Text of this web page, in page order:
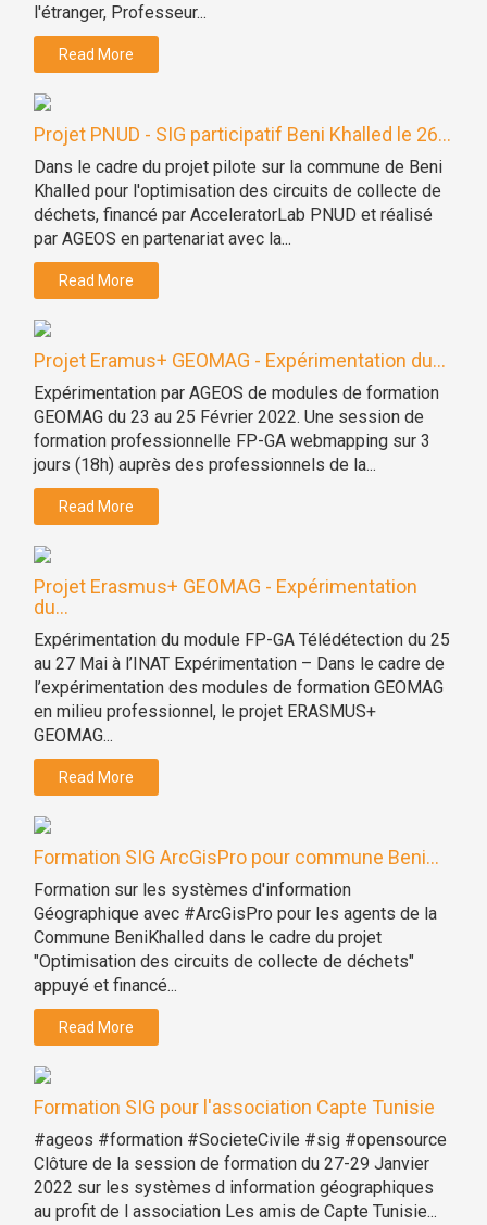
l'étranger, Professeur...
Read More
Projet PNUD - SIG participatif Beni Khalled le 26...
Dans le cadre du projet pilote sur la commune de Beni
Khalled pour l'optimisation des circuits de collecte de
déchets, financé par AcceleratorLab PNUD et réalisé
par AGEOS en partenariat avec la...
Read More
Projet Eramus+ GEOMAG - Expérimentation du...
Expérimentation par AGEOS de modules de formation
GEOMAG du 23 au 25 Février 2022. Une session de
formation professionnelle FP-GA webmapping sur 3
jours (18h) auprès des professionnels de la...
Read More
Projet Erasmus+ GEOMAG - Expérimentation
du...
Expérimentation du module FP-GA Télédétection du 25
au 27 Mai à l’INAT Expérimentation – Dans le cadre de
l’expérimentation des modules de formation GEOMAG
en milieu professionnel, le projet ERASMUS+
GEOMAG...
Read More
Formation SIG ArcGisPro pour commune Beni...
Formation sur les systèmes d'information
Géographique avec #ArcGisPro pour les agents de la
Commune BeniKhalled dans le cadre du projet
"Optimisation des circuits de collecte de déchets"
appuyé et financé...
Read More
Formation SIG pour l'association Capte Tunisie
#ageos #formation #SocieteCivile #sig #opensource
Clôture de la session de formation du 27-29 Janvier
2022 sur les systèmes d information géographiques
au profit de l association Les amis de Capte Tunisie...